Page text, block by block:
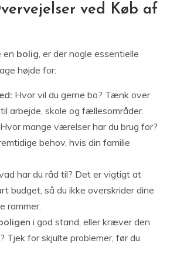
ved Køb af
en bolig , er der nogle essentielle
højde for:
Hvor vil du gerne bo? Tænk over
arbejde, skole og fællesområder.
Hvor mange værelser har du brug for?
behov, hvis din familie
har du råd til? Det er vigtigt at
budget, så du ikke overskrider dine
rammer.
i god stand, eller kræver den
Tjek for skjulte problemer, før du